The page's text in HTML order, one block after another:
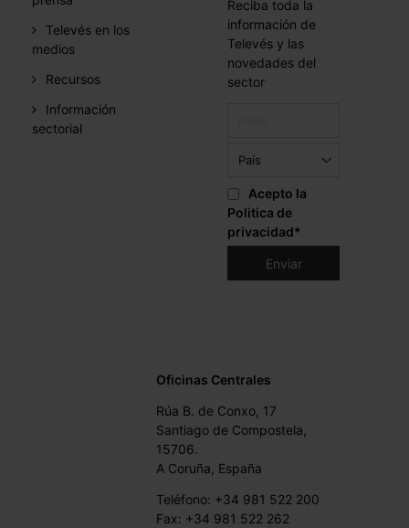
Televés en los
medios
Recursos
Información
sectorial
Reciba toda la
información de
Televés y las
novedades del
sector
Acepto la
Politica de
privacidad*
Oficinas Centrales
Rúa B. de Conxo, 17
Santiago de Compostela,
15706.
A Coruña, España
Teléfono: +34 981 522 200
Fax: +34 981 522 262